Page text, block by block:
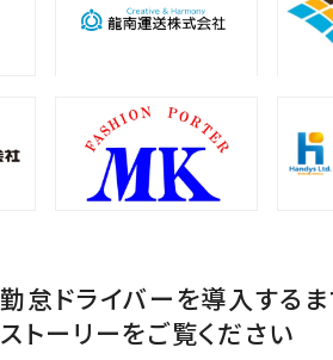
勤怠ドライバーを導入する
ストーリーをご覧ください